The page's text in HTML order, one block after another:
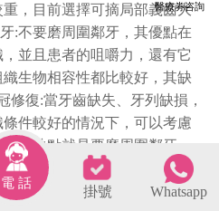
醫療劵咨詢
，目前選擇可摘局部義齒大
:不要磨周圍鄰牙，其優點在
並且患者的咀嚼力，還有它
生物相容性都比較好，其缺
修復:當牙齒缺失、牙列缺損，
件較好的情況下，可以考慮
的缺點就是要磨周圍鄰牙，
。
電 話
掛號 Whatsapp